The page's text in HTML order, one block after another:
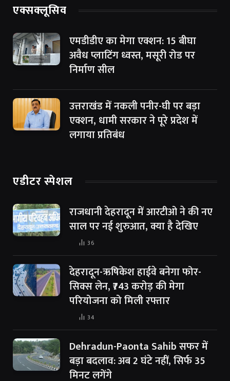
एक्सक्लूसिव
एमडीडीए का मेगा एक्शन: 15 बीघा
अवैध प्लाटिंग ध्वस्त, मसूरी रोड पर
निर्माण सील
उत्तराखंड में नकली पनीर-घी पर बड़ा
एक्शन, धामी सरकार ने पूरे प्रदेश में
लगाया प्रतिबंध
एडीटर स्पेशल
राजधानी देहरादून में आरटीओ ने की नए
साल पर नई शुरुआत, क्या है देखिए
36
देहरादून-ऋषिकेश हाईवे बनेगा फोर-
सिक्स लेन, ₹743 करोड़ की मेगा
परियोजना को मिली रफ्तार
34
Dehradun-Paonta Sahib सफर में
बड़ा बदलाव: अब 2 घंटे नहीं, सिर्फ 35
मिनट लगेंगे